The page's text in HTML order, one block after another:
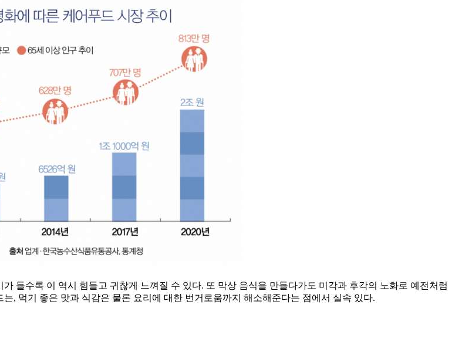
들수록 이 역시 힘들고 귀찮게 느껴질 수 있다. 또 막상 음식을 만들다가도 미각과 후각의 노화로 예전처럼
, 먹기 좋은 맛과 식감은 물론 요리에 대한 번거로움까지 해소해준다는 점에서 실속 있다.